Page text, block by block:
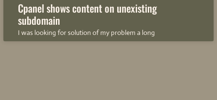
Cpanel shows content on unexisting
subdomain
I was looking for solution of my problem a long